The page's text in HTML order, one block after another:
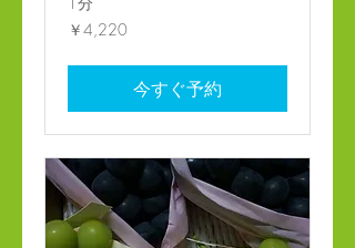
4,220
円
￥4,220
今すぐ予約